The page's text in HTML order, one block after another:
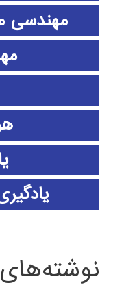
مهندسی
نوشته‌های